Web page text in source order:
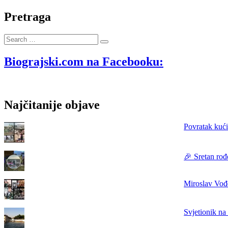
31.
obljetnica
Gorana
Batura
Pretraga
Search
…
Biograjski.com na Facebooku:
Najčitanije objave
Povratak
🎉 Sretan
Miroslav
Svjetionik na